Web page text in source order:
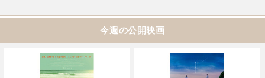
今週の公開映画